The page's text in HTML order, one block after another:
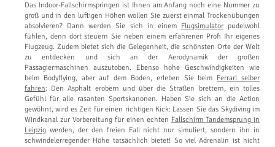
Das Indoor-Fallschirmspringen ist Ihnen am Anfang noch eine Nummer zu
groß und in den luftigen Höhen wollen Sie zuerst einmal Trockenübungen
absolvieren? Dann werden Sie sich in einem Flugsimulatorpudelwohl
fühlen, denn dort steuern Sie neben einem erfahrenen Profi Ihr eigenes
Flugzeug. Zudem bietet sich die Gelegenheit, die schönsten Orte der Welt
zu entdecken und sich an der Aerodynamik der großen
Passagiermaschinen auszutoben. Ebenso hohe Geschwindigkeiten wie
beim Bodyflying, aber auf dem Boden, erleben Sie beim Ferrari selber
fahren: Den Asphalt erobern und über die Straßen brettern, ein tolles
Gefühl für alle rasanten Sportskanonen. Haben Sie sich an die Action
gewöhnt, wird es Zeit für einen richtigen Kick: Lassen Sie das Skydiving im
Windkanal zur Vorbereitung für einen echten Fallschirm Tandemsprung in
Leipzig werden, der den freien Fall nicht nur simuliert, sondern ihn in
schwindelerregender Höhe tatsächlich bietet! So viel Adrenalin ist nicht